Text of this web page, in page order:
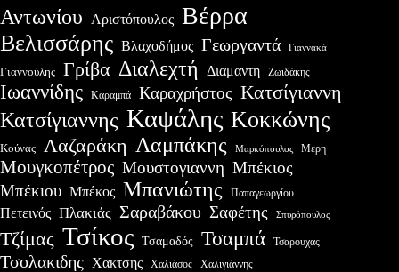
Αντωνίου Αριστόπουλος Βέρρα
Βελισσάρης Βλαχοδήμος Γεωργαντά Γιαννακά
Γιαννούλης Γρίβα Διαλεχτή Διαμαντη Ζωιδάκης
Ιωαννίδης Καραμπά Καραχρήστος Κατσίγιαννη
Κατσίγιαννης Καψάλης Κοκκώνης
Κούνας Λαζαράκη Λαμπάκης Μαρκόπουλος Μερη
Μουγκοπέτρος Μουστογιαννη Μπέκιος
Μπέκιου Μπέκος Μπανιώτης Παπαγεωργίου
Πετεινός Πλακιάς Σαραβάκου Σαφέτης Σπυρόπουλος
Τζίμας Τσίκος Τσαμαδός Τσαμπά Τσαρουχας
Τσολακιδης Χακτσης Χαλιάσος Χαλιγιάννης